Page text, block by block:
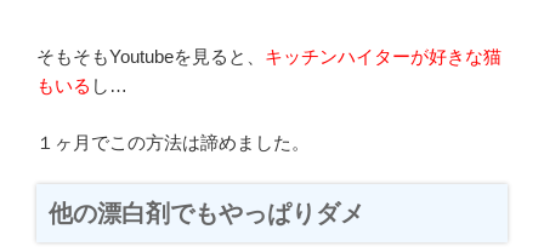
そもそもYoutubeを見ると、 キッチンハイターが好きな猫
もいる し…
１ヶ月でこの方法は諦めました。
他の漂白剤でもやっぱりダメ